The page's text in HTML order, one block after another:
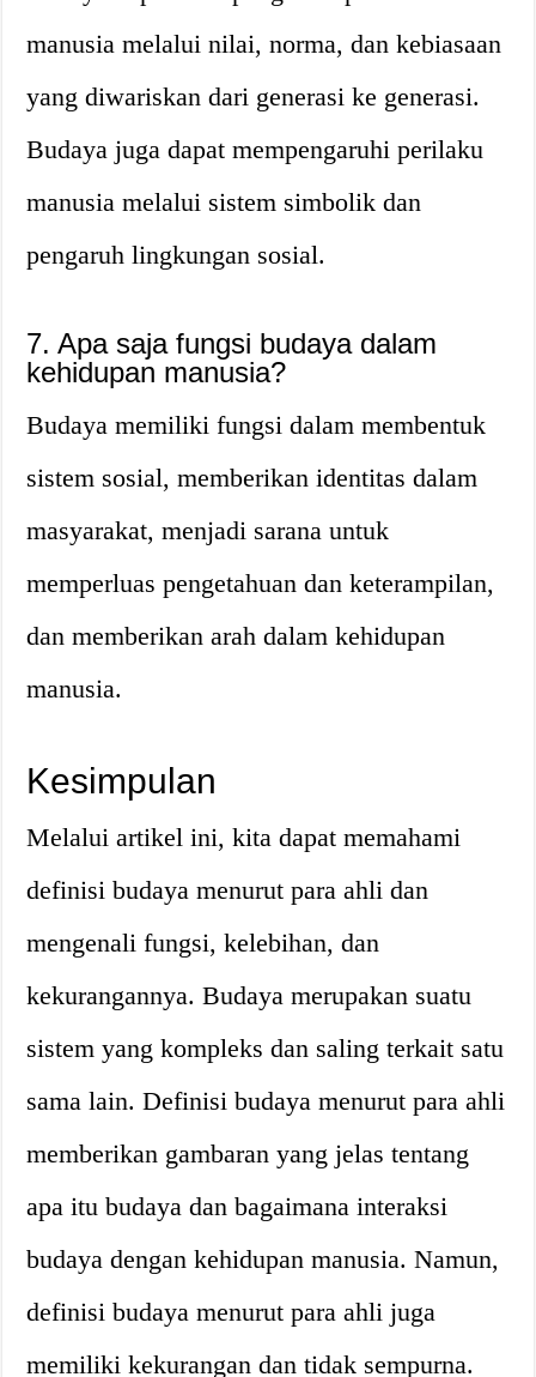
manusia melalui nilai, norma, dan kebiasaan
yang diwariskan dari generasi ke generasi.
Budaya juga dapat mempengaruhi perilaku
manusia melalui sistem simbolik dan
pengaruh lingkungan sosial.
7. Apa saja fungsi budaya dalam
kehidupan manusia?
Budaya memiliki fungsi dalam membentuk
sistem sosial, memberikan identitas dalam
masyarakat, menjadi sarana untuk
memperluas pengetahuan dan keterampilan,
dan memberikan arah dalam kehidupan
manusia.
Kesimpulan
Melalui artikel ini, kita dapat memahami
definisi budaya menurut para ahli dan
mengenali fungsi, kelebihan, dan
kekurangannya. Budaya merupakan suatu
sistem yang kompleks dan saling terkait satu
sama lain. Definisi budaya menurut para ahli
memberikan gambaran yang jelas tentang
apa itu budaya dan bagaimana interaksi
budaya dengan kehidupan manusia. Namun,
definisi budaya menurut para ahli juga
memiliki kekurangan dan tidak sempurna.